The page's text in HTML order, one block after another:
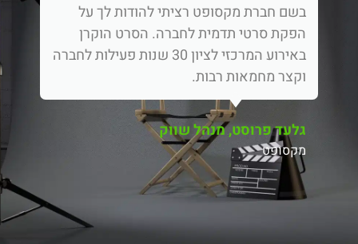
בשם חברת מקסופט רציתי להודות לך על
הפקת סרטי תדמית לחברה. הסרט הוקרן
באירוע המרכזי לציון 30 שנות פעילות לחברה
וקצר מחמאות רבות.
גלעד פרוסט, מנהל שווק
מקסופט